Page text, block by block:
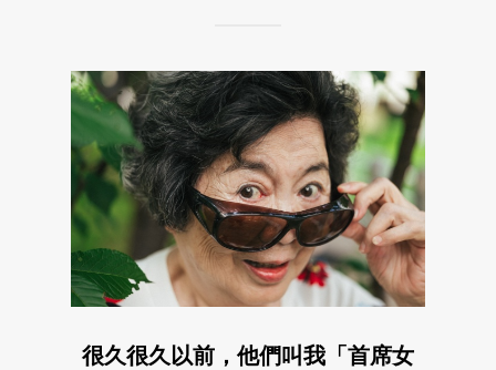
很久很久以前，他們叫我「首席女